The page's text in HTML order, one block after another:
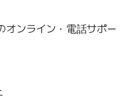
オンライン・電話サポー